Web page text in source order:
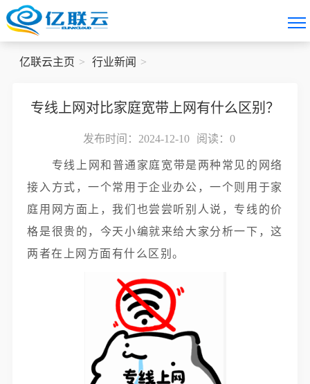
亿联云主页 行业新闻
专线上网对比家庭宽带上网有什么区别？
发布时间：2024-12-10 阅读： 0
专线上网和普通家庭宽带是两种常见的网络
接入方式，一个常用于企业办公，一个则用于家
庭用网方面上，我们也尝尝听别人说，专线的价
格是很贵的，今天小编就来给大家分析一下，这
两者在上网方面有什么区别。